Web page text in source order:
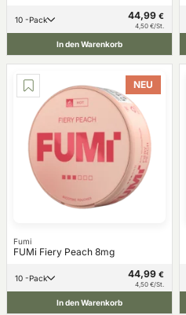
10 -Pack 44,99 €
4,50 €/St.
In den Warenkorb
NEU
Fumi
FUMi Fiery Peach 8mg
10 -Pack 44,99 €
4,50 €/St.
In den Warenkorb